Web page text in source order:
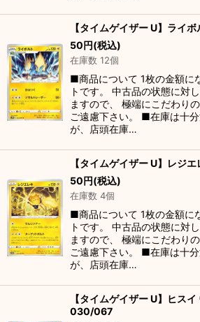
【タイムゲイザー U】ラ
50円(税込)
在庫数 12個
■商品について 1枚の金額に
トです。 中古品の状態に対
ますので、 極端にこだわり
ご遠慮下さい。 ■在庫は十
が、店頭在庫…
【タイムゲイザー U】レ
50円(税込)
在庫数 4個
■商品について 1枚の金額に
トです。 中古品の状態に対
ますので、 極端にこだわり
ご遠慮下さい。 ■在庫は十
が、店頭在庫…
【タイムゲイザー U】ヒス
030/067